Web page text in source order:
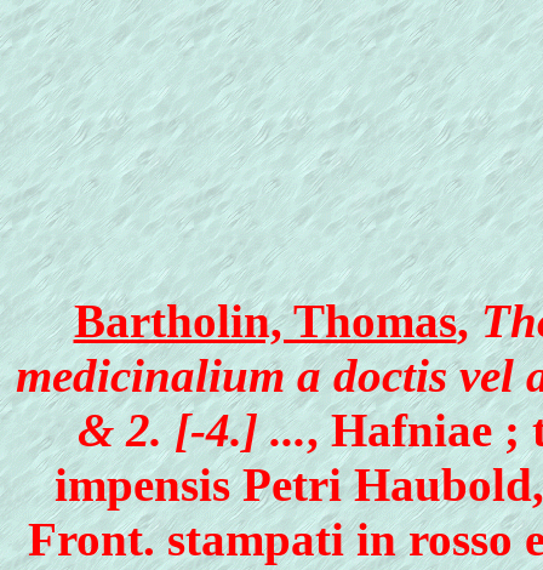
Bartholin, Thomas,
medicinalium a doctis vel
& 2. [-4.] ..., Hafniae ;
impensis Petri
Front. stampati in rosso